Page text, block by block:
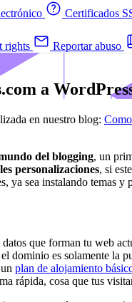
Certificados
rights Reportar abuso
a
en nuestro blog:
del blogging, un
personalizaciones, si
ya sea instalando temas
que forman tu web
dominio es solamente la
plan de alojamiento
rápida, cosa que tus